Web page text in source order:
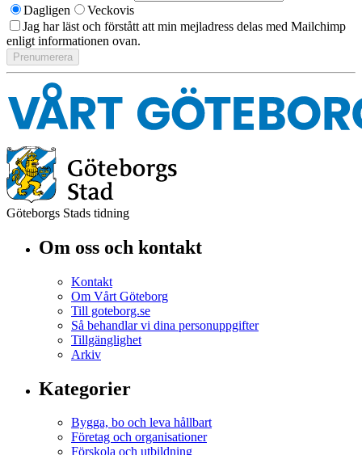
Dagligen
Veckovis
Jag har läst och förstått att min mejladress delas med Mailchimp
enligt informationen ovan.
Göteborgs Stads tidning
Om oss och kontakt
Kontakt
Om Vårt Göteborg
Till goteborg.se
Så behandlar vi dina personuppgifter
Tillgänglighet
Arkiv
Kategorier
Bygga, bo och leva hållbart
Företag och organisationer
Förskola och utbildning